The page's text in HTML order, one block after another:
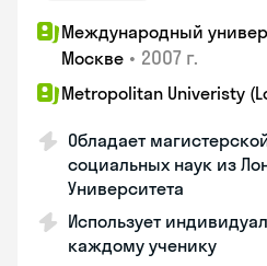
Международный
Москве • 2007 г.
Metropolitan Univeristy
Обладает
социальных наук из
Университета
Использует
каждому ученику